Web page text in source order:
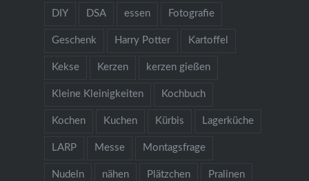
DIY DSA essen Fotografie
Geschenk Harry Potter Kartoffel
Kekse Kerzen kerzen gießen
Kleine Kleinigkeiten Kochbuch
Kochen Kuchen Kürbis Lagerküche
LARP Messe Montagsfrage
Nudeln nähen Plätzchen Pralinen